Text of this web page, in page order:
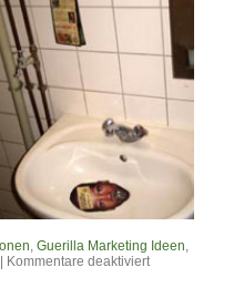
, Guerilla Marketing Ideen,
Kommentare deaktiviert